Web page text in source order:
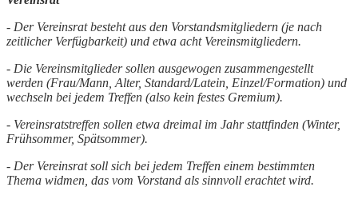
- Der Vereinsrat besteht aus den Vorstandsmitgliedern (je nach
zeitlicher Verfügbarkeit) und etwa acht Vereinsmitgliedern.
- Die Vereinsmitglieder sollen ausgewogen zusammengestellt
werden (Frau/Mann, Alter, Standard/Latein, Einzel/Formation) und
wechseln bei jedem Treffen (also kein festes Gremium).
- Vereinsratstreffen sollen etwa dreimal im Jahr stattfinden (Winter,
Frühsommer, Spätsommer).
- Der Vereinsrat soll sich bei jedem Treffen einem bestimmten
Thema widmen, das vom Vorstand als sinnvoll erachtet wird.